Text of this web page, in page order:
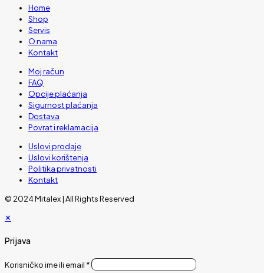
Home
Shop
Servis
O nama
Kontakt
Moj račun
FAQ
Opcije plaćanja
Sigurnost plaćanja
Dostava
Povrat i reklamacija
Uslovi prodaje
Uslovi korištenja
Politika privatnosti
Kontakt
© 2024 Mitalex | All Rights Reserved
✕
Prijava
Korisničko ime ili email *